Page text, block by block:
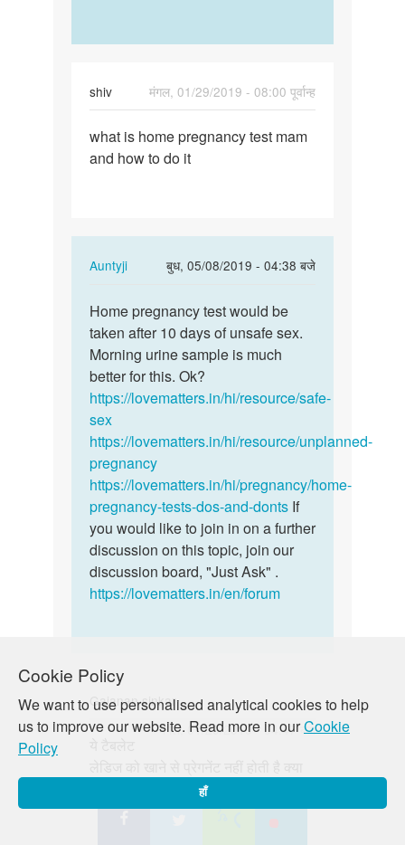
Cookie Policy
We want to use personalised analytical cookies to help
us to improve our website. Read more in ourCookie
Policy
हाँ
shiv
मंगल, 01/29/2019 - 08:00 पूर्वान्ह
what
is
what is home pregnancy test mam
and how to do it
Auntyji
बुध, 05/08/2019 - 04:38 बजे
In
to
what
is
home
pregnancy
by
shiv
Home
pregnancy
test
would
be…
Home pregnancy test would be
taken after 10 days of unsafe sex.
Morning urine sample is much
better for this. Ok?
https://lovematters.in/hi/resource/safe-
sex
https://lovematters.in/hi/resource/unplanned-
pregnancy
https://lovematters.in/hi/pregnancy/home-
pregnancy-tests-dos-and-donts If
you would like to join in on a further
discussion on this topic, join our
discussion board, "Just Ask" .
https://lovematters.in/en/forum
Gajanan sinkar
मंगल, 01/29/2019 - 04:47 बजे
पर्मालिंक
को